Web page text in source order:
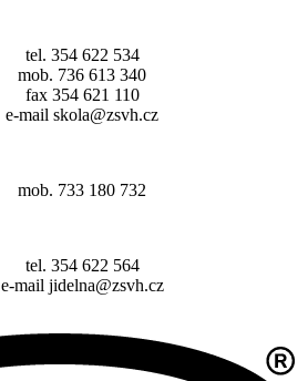
tel. 354 622 534
mob. 736 613 340
fax 354 621 110
e-mail skola@zsvh.cz
mob. 733 180 732
tel. 354 622 564
e-mail jidelna@zsvh.cz